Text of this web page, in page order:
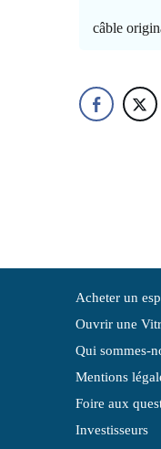
câble
Acheter un
Ouvrir une
Qui sommes-
Mentions
Foire aux
Investisseurs